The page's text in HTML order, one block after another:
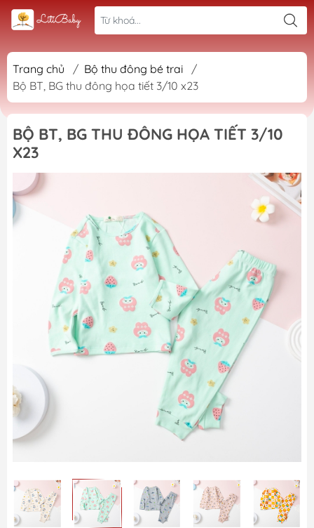
Trang chủ / Bộ thu đông bé trai
/
Bộ BT, BG thu đông họa tiết 3/10 x23
BỘ BT, BG THU ĐÔNG HỌA TIẾT 3/10
X23